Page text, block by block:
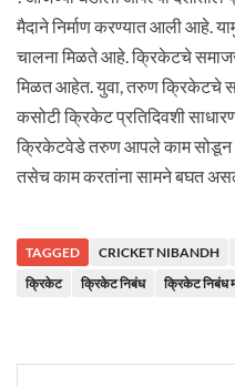
मैदाने निर्माण करण्यात आली आहे.
चालना मिळते आहे. क्रिकेटचे
मिळत आहेत. युवा, तरुण क्रिकेटचे
कसोटी क्रिकेट प्रतिदिवशी
क्रिकेटवेडे तरुण आपले काम सोडून
तसेच काम करतांना सामने बघत
TAGGED CRICKET NIBANDH
क्रिकेट
क्रिकेट निबंध क्रिकेट निबंध